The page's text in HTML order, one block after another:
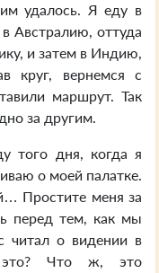
удалось. Я еду в
Австралию, оттуда
и затем в Индию,
круг, вернемся с
маршрут. Так
за другим.
того дня, когда я
о моей палатке.
Простите меня за
перед тем, как мы
читал о видении в
Что ж, это